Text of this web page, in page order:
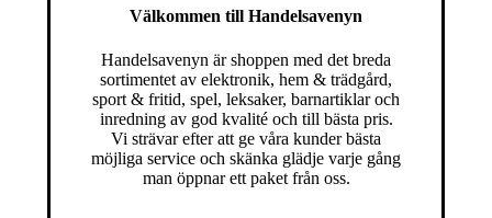
Välkommen till Handelsavenyn
Handelsavenyn är shoppen med det breda
sortimentet av elektronik, hem & trädgård,
sport & fritid, spel, leksaker, barnartiklar och
inredning av god kvalité och till bästa pris.
Vi strävar efter att ge våra kunder bästa
möjliga service och skänka glädje varje gång
man öppnar ett paket från oss.